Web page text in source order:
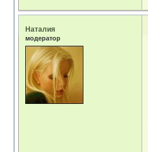
Наталия
модератор